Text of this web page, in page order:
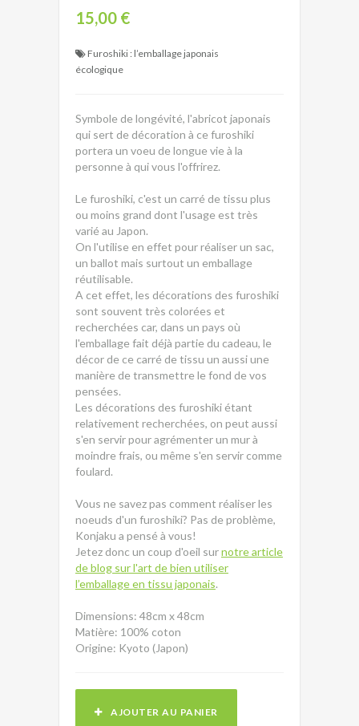
15,00 €
Furoshiki : l’emballage japonais
écologique
Symbole de longévité, l'abricot japonais
qui sert de décoration à ce furoshiki
portera un voeu de longue vie à la
personne à qui vous l'offrirez.
Le furoshiki, c'est un carré de tissu plus
ou moins grand dont l'usage est très
varié au Japon.
On l'utilise en effet pour réaliser un sac,
un ballot mais surtout un emballage
réutilisable.
A cet effet, les décorations des furoshiki
sont souvent très colorées et
recherchées car, dans un pays où
l'emballage fait déjà partie du cadeau, le
décor de ce carré de tissu un aussi une
manière de transmettre le fond de vos
pensées.
Les décorations des furoshiki étant
relativement recherchées, on peut aussi
s'en servir pour agrémenter un mur à
moindre frais, ou même s'en servir comme
foulard.
Vous ne savez pas comment réaliser les
noeuds d'un furoshiki? Pas de problème,
Konjaku a pensé à vous!
Jetez donc un coup d'oeil surnotre article
de blog sur l'art de bien utiliser
l’emballage en tissu japonais.
Dimensions: 48cm x 48cm
Matière: 100% coton
Origine: Kyoto (Japon)
AJOUTER AU PANIER